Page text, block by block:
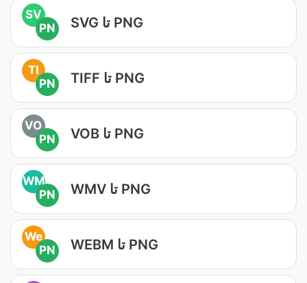
SV
PN
SVG تا PNG
TI
PN
TIFF تا PNG
VO
PN
VOB تا PNG
WM
PN
WMV تا PNG
We
PN
WEBM تا PNG